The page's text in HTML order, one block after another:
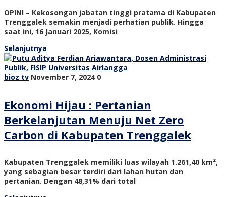
OPINI – Kekosongan jabatan tinggi pratama di Kabupaten
Trenggalek semakin menjadi perhatian publik. Hingga
saat ini, 16 Januari 2025, Komisi
Selanjutnya
bioz tv November 7, 2024 0
Ekonomi Hijau : Pertanian
Berkelanjutan Menuju Net Zero
Carbon di Kabupaten Trenggalek
Kabupaten Trenggalek memiliki luas wilayah 1.261,40 km²,
yang sebagian besar terdiri dari lahan hutan dan
pertanian. Dengan 48,31% dari total